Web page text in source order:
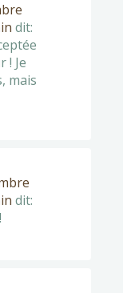
dit:
! Je
mais
dit: